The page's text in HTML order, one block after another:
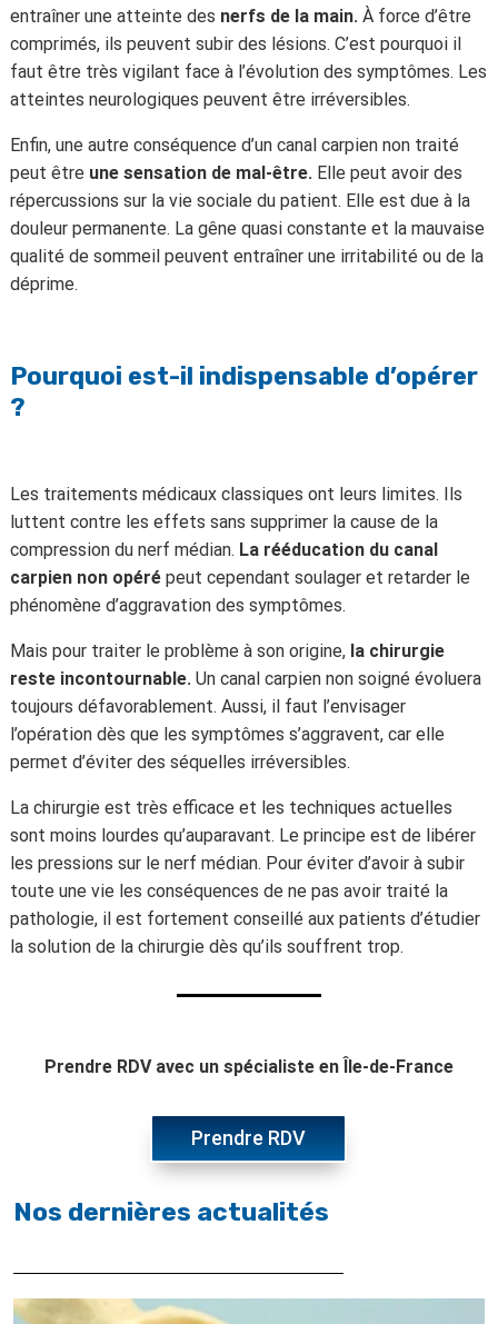
entraîner une atteinte des nerfs de la main. À force d’être
comprimés, ils peuvent subir des lésions. C’est pourquoi il
faut être très vigilant face à l’évolution des symptômes. Les
atteintes neurologiques peuvent être irréversibles.
Enfin, une autre conséquence d’un canal carpien non traité
peut être une sensation de mal-être. Elle peut avoir des
répercussions sur la vie sociale du patient. Elle est due à la
douleur permanente. La gêne quasi constante et la mauvaise
qualité de sommeil peuvent entraîner une irritabilité ou de la
déprime.
Pourquoi est-il indispensable d’opérer
?
Les traitements médicaux classiques ont leurs limites. Ils
luttent contre les effets sans supprimer la cause de la
compression du nerf médian. La rééducation du canal
carpien non opérépeut cependant soulager et retarder le
phénomène d’aggravation des symptômes.
Mais pour traiter le problème à son origine, la chirurgie
reste incontournable. Un canal carpien non soigné évoluera
toujours défavorablement. Aussi, il faut l’envisager
l’opération dès que les symptômes s’aggravent, car elle
permet d’éviter des séquelles irréversibles.
La chirurgie est très efficace et les techniques actuelles
sont moins lourdes qu’auparavant. Le principe est de libérer
les pressions sur le nerf médian. Pour éviter d’avoir à subir
toute une vie les conséquences de ne pas avoir traité la
pathologie, il est fortement conseillé aux patients d’étudier
la solution de la chirurgie dès qu’ils souffrent trop.
Prendre RDV avec un spécialiste en Île-de-France
Prendre RDV
Nos dernières actualités